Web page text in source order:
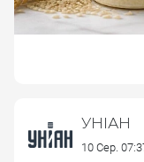
УНІАН
10 Сер.